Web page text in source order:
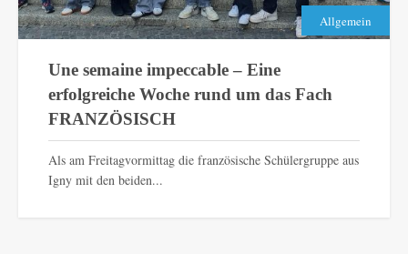
Allgemein
Une semaine impeccable – Eine
erfolgreiche Woche rund um das Fach
FRANZÖSISCH
Als am Freitagvormittag die französische Schülergruppe aus
Igny mit den beiden...